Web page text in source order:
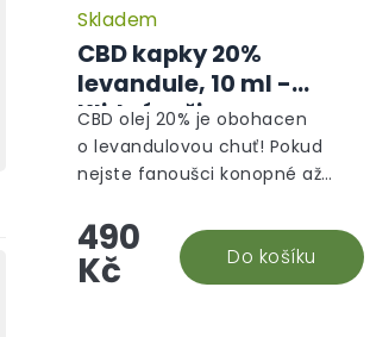
CBD kapky 20%
levandule, 10 ml -
Klidný režim
Skladem
490
Kč Do košíku
CBD olej 20% je obohacen
o levandulovou chuť! Pokud
nejste fanoušci konopné až
tenhle organicky ochucený
doplněk stravy vám nejen
zachutná,...